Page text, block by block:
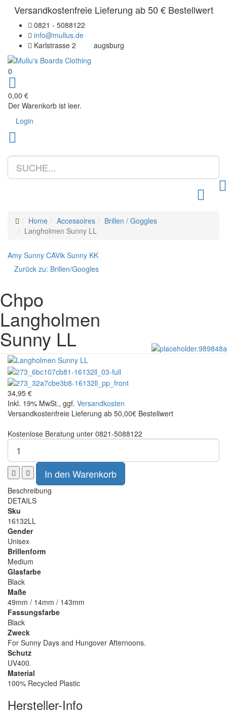
Versandkostenfreie Lieferung ab 50 € Bestellwert
0821 - 5088122
info@mullus.de
Karlstrasse 2
augsburg
0
0,00 €
Der Warenkorb ist leer.
Login
Toggle
Home Accessoires
Brillen / Goggles
Langholmen Sunny LL
Amy Sunny CAVik Sunny KK
Zurück zu: Brillen/Googles
Chpo
Langholmen
Sunny LL
34,95 €
Inkl. 19% MwSt., ggf. Versandkosten
Versandkostenfreie Lieferung ab 50,00€ Bestellwert
Kostenlose Beratung unter 0821-5088122
Beschreibung
DETAILS
Sku
16132LL
Gender
Unisex
Brillenform
Medium
Glasfarbe
Black
Maße
49mm / 14mm / 143mm
Fassungsfarbe
Black
Zweck
For Sunny Days and Hungover Afternoons.
Schutz
UV400.
Material
100% Recycled Plastic
Hersteller-Info